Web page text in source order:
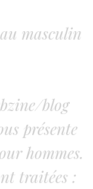
masculin
blog
présente
hommes.
traitées :